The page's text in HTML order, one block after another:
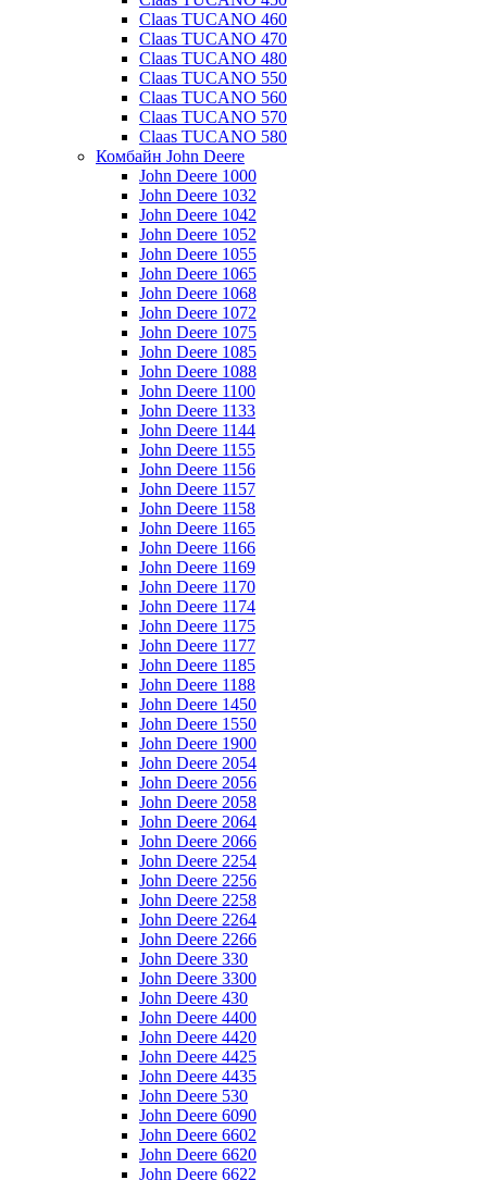
Claas TUCANO 460
Claas TUCANO 470
Claas TUCANO 480
Claas TUCANO 550
Claas TUCANO 560
Claas TUCANO 570
Claas TUCANO 580
Комбайн John Deere
John Deere 1000
John Deere 1032
John Deere 1042
John Deere 1052
John Deere 1055
John Deere 1065
John Deere 1068
John Deere 1072
John Deere 1075
John Deere 1085
John Deere 1088
John Deere 1100
John Deere 1133
John Deere 1144
John Deere 1155
John Deere 1156
John Deere 1157
John Deere 1158
John Deere 1165
John Deere 1166
John Deere 1169
John Deere 1170
John Deere 1174
John Deere 1175
John Deere 1177
John Deere 1185
John Deere 1188
John Deere 1450
John Deere 1550
John Deere 1900
John Deere 2054
John Deere 2056
John Deere 2058
John Deere 2064
John Deere 2066
John Deere 2254
John Deere 2256
John Deere 2258
John Deere 2264
John Deere 2266
John Deere 330
John Deere 3300
John Deere 430
John Deere 4400
John Deere 4420
John Deere 4425
John Deere 4435
John Deere 530
John Deere 6090
John Deere 6602
John Deere 6620
John Deere 6622